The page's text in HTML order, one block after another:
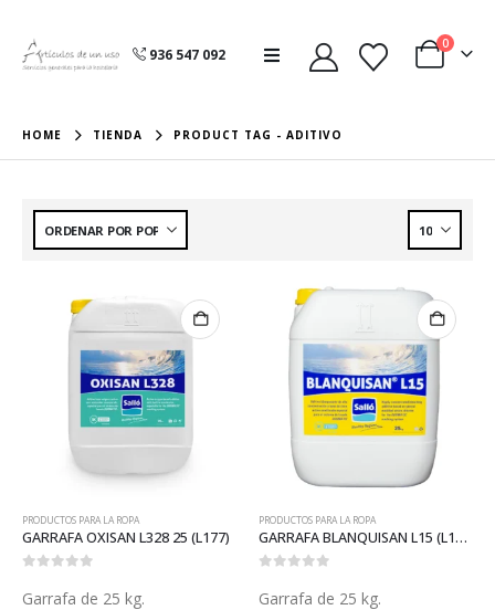
936 547 092
0
HOME TIENDA PRODUCT TAG - ADITIVO
PRODUCTOS PARA LA ROPA
GARRAFA OXISAN L328 25 (L177)
Garrafa de 25 kg.
PRODUCTOS PARA LA ROPA
GARRAFA BLANQUISAN L15 (L181)
Garrafa de 25 kg.